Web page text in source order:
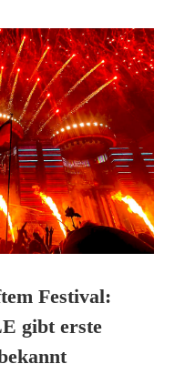
Festival:
gibt erste